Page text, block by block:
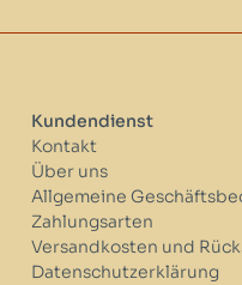
Kundendienst
Kontakt
Über uns
Allgemeine
Zahlungsarten
Versandkosten und
Datenschutzerklärung